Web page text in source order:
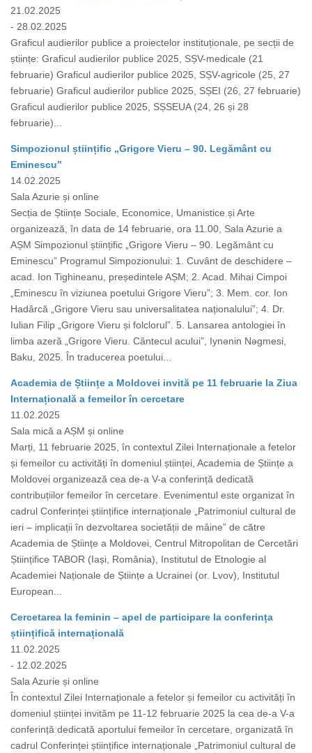
21.02.2025
- 28.02.2025
Graficul audierilor publice a proiectelor instituționale, pe secții de
științe: Graficul audierilor publice 2025, SȘV-medicale (21
februarie) Graficul audierilor publice 2025, SȘV-agricole (25, 27
februarie) Graficul audierilor publice 2025, SȘEI (26, 27 februarie)
Graficul audierilor publice 2025, SȘSEUA (24, 26 și 28
februarie)...
Simpozionul științific „Grigore Vieru – 90. Legământ cu
Eminescu”
14.02.2025
Sala Azurie și online
Secția de Științe Sociale, Economice, Umanistice și Arte
organizează, în data de 14 februarie, ora 11.00, Sala Azurie a
AȘM Simpozionul științific „Grigore Vieru – 90. Legământ cu
Eminescu” Programul Simpozionului: 1. Cuvânt de deschidere –
acad. Ion Tighineanu, președintele AȘM; 2. Acad. Mihai Cimpoi
„Eminescu în viziunea poetului Grigore Vieru”; 3. Mem. cor. Ion
Hadârcă „Grigore Vieru sau universalitatea naționalului”; 4. Dr.
Iulian Filip „Grigore Vieru și folclorul”. 5. Lansarea antologiei în
limba azeră „Grigore Vieru. Cântecul acului”, Iynǝnin Nǝgmesi,
Baku, 2025. În traducerea poetului...
Academia de Științe a Moldovei invită pe 11 februarie la Ziua
Internațională a femeilor în cercetare
11.02.2025
Sala mică a AȘM și online
Marți, 11 februarie 2025, în contextul Zilei Internaționale a fetelor
și femeilor cu activități în domeniul științei, Academia de Științe a
Moldovei organizează cea de-a V-a conferință dedicată
contribuțiilor femeilor în cercetare. Evenimentul este organizat în
cadrul Conferinței științifice internaționale „Patrimoniul cultural de
ieri – implicații în dezvoltarea societății de mâine” de către
Academia de Științe a Moldovei, Centrul Mitropolitan de Cercetări
Științifice TABOR (Iași, România), Institutul de Etnologie al
Academiei Naționale de Științe a Ucrainei (or. Lvov), Institutul
European...
Cercetarea la feminin – apel de participare la conferința
științifică internațională
11.02.2025
- 12.02.2025
Sala Azurie și online
În contextul Zilei Internaționale a fetelor și femeilor cu activități în
domeniul științei invităm pe 11-12 februarie 2025 la cea de-a V-a
conferință dedicată aportului femeilor în cercetare, organizată în
cadrul Conferinței științifice internaționale „Patrimoniul cultural de